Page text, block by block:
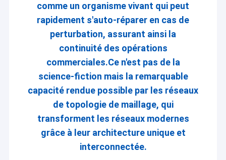
comme un organisme vivant qui peut
rapidement s'auto-réparer en cas de
perturbation, assurant ainsi la
continuité des opérations
commerciales.Ce n'est pas de la
science-fiction mais la remarquable
capacité rendue possible par les réseaux
de topologie de maillage, qui
transforment les réseaux modernes
grâce à leur architecture unique et
interconnectée.